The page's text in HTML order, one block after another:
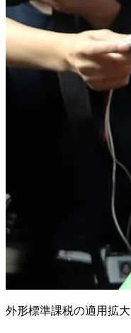
外形標準課税の適用拡